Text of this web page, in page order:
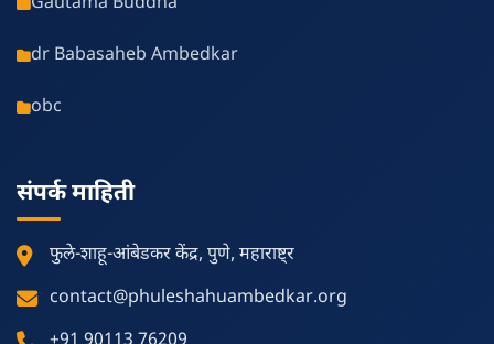
dr Babasaheb Ambedkar
obc
संपर्क माहिती
फुले-शाहू-आंबेडकर केंद्र, पुणे, महाराष्ट्र
contact@phuleshahuambedkar.org